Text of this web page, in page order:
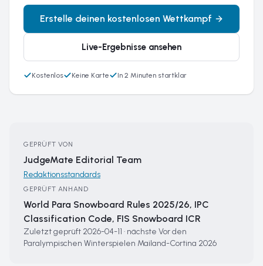
Erstelle deinen kostenlosen Wettkampf
Live-Ergebnisse ansehen
Kostenlos Keine Karte In 2 Minuten startklar
GEPRÜFT VON
JudgeMate Editorial Team
Redaktionsstandards
GEPRÜFT ANHAND
World Para Snowboard Rules 2025/26, IPC
Classification Code, FIS Snowboard ICR
Zuletzt geprüft 2026-04-11 · nächste Vor den
Paralympischen Winterspielen Mailand-Cortina 2026